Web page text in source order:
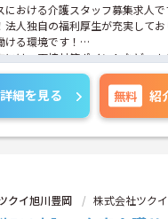
における介護スタッフ募集求人で
法人独自の福利厚生が充実してお
ける環境です！
には、面接対策ポイントなど、さ
いたしますのでお気軽にご相談く
詳細を見る 無料 紹
クイ旭川豊岡 株式会社ツクイ